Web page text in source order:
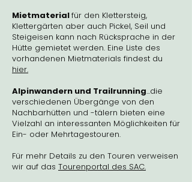
Mietmaterialfür den Klettersteig,
Klettergärten aber auch Pickel, Seil und
Steigeisen kann nach Rücksprache in der
Hütte gemietet werden. Eine Liste des
vorhandenen Mietmaterials findest du
hier.
Alpinwandern und Trailrunning...die
verschiedenen Übergänge von den
Nachbarhütten und -tälern bieten eine
Vielzahl an interessanten Möglichkeiten für
Ein- oder Mehrtagestouren.
Für mehr Details zu den Touren verweisen
wir auf das Tourenportal des SAC.